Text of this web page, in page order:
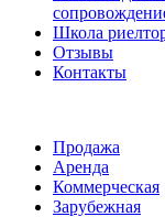
Школа
Отзывы
Контакты
Продажа
Аренда
Коммерческая
Зарубежная